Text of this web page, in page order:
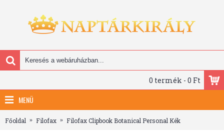
0 termék - 0 Ft
MENÜ
Főoldal Filofax Filofax Clipbook Botanical Personal Kék